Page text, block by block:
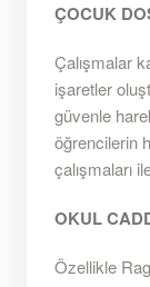
ÇOCUK
Çalışmalar
işaretler
güvenle
öğrencilerin
çalışmaları
OKUL
Özellikle